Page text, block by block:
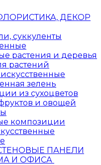
ДЕКОР
суккуленты
растения и деревья
растений
зелень
из сухоцветов
и овощей
композиции
ПАНЕЛИ
И ОФИСА